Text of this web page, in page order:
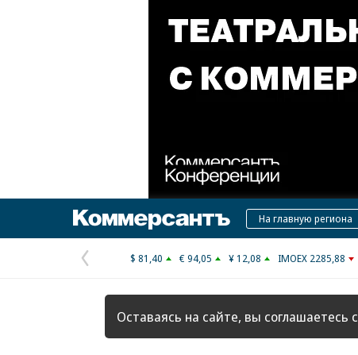
КоммерсантъНа главную региона
Предыдущая
страница
$ 81,40 € 94,05 ¥ 12,08 IMOEX 2285,88
Оставаясь на сайте, вы соглашаетесь с